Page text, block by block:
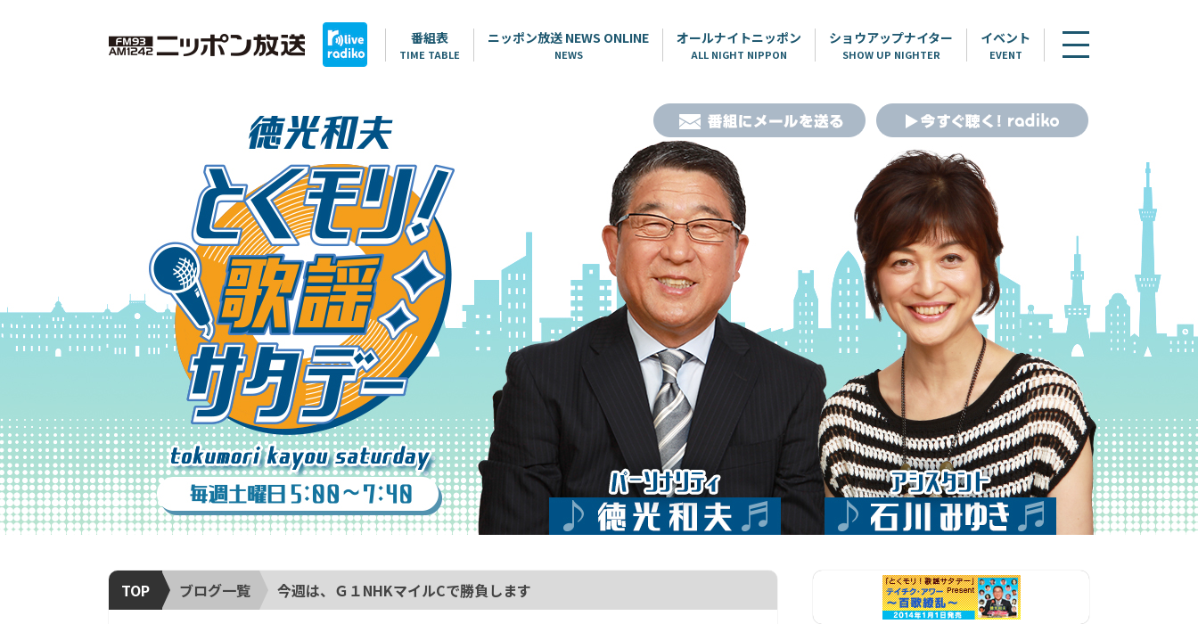
番組表
TIME TABLE
ニッポン放送 NEWS ONLINE
NEWS
オールナイトニッポン
ALL NIGHT NIPPON
ショウアップナイター
SHOW UP NIGHTER
イベント
EVENT
TOP ブログ一覧 今週は、Ｇ１NHKマイルCで勝負します